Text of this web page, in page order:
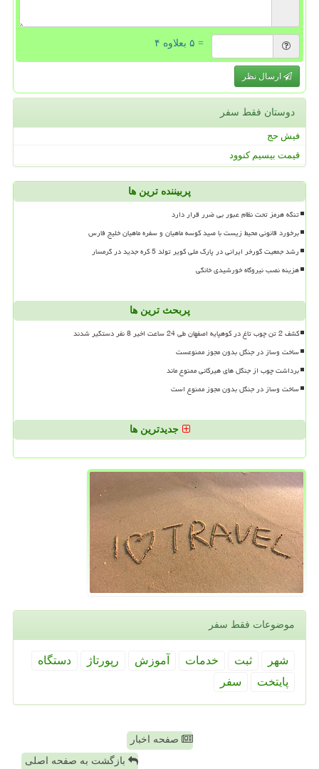
= ۵ بعلاوه ۴
ارسال نظر
دوستان فقط سفر
فیش حج
قیمت بیسیم کنوود
پربیننده ترین ها
تنگه هرمز تحت نظام عبور بی ضرر قرار دارد
برخورد قانونی محیط زیست با صید کوسه ماهیان و سفره ماهیان خلیج فارس
رشد جمعیت گورخر ایرانی در پارک ملی کویر تولد 5 کره جدید در گرمسار
هزینه نصب نیروگاه خورشیدی خانگی
پربحث ترین ها
کشف 2 تن چوب تاغ در کوهپایه اصفهان طی 24 ساعت اخیر 8 نفر دستگیر شدند
ساخت وساز در جنگل بدون مجوز ممنوعست
برداشت چوب از جنگل های هیرکانی ممنوع ماند
ساخت وساز در جنگل بدون مجوز ممنوع است
جدیدترین ها
موضوعات فقط سفر
شهر ثبت خدمات آموزش رپورتاژ
دستگاه
پایتخت
سفر
صفحه اخبار
بازگشت به صفحه اصلی